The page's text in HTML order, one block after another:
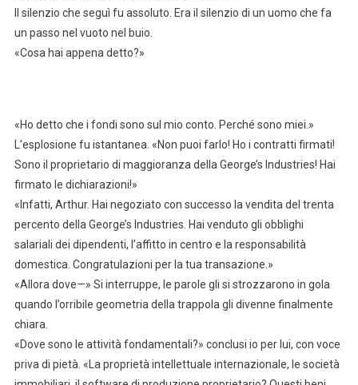
Il silenzio che seguì fu assoluto. Era il silenzio di un uomo che fa
un passo nel vuoto nel buio.
«Cosa hai appena detto?»
«Ho detto che i fondi sono sul mio conto. Perché sono miei.»
L’esplosione fu istantanea. «Non puoi farlo! Ho i contratti firmati!
Sono il proprietario di maggioranza della George’s Industries! Hai
firmato le dichiarazioni!»
«Infatti, Arthur. Hai negoziato con successo la vendita del trenta
percento della George’s Industries. Hai venduto gli obblighi
salariali dei dipendenti, l’affitto in centro e la responsabilità
domestica. Congratulazioni per la tua transazione.»
«Allora dove—» Si interruppe, le parole gli si strozzarono in gola
quando l’orribile geometria della trappola gli divenne finalmente
chiara.
«Dove sono le attività fondamentali?» conclusi io per lui, con voce
priva di pietà. «La proprietà intellettuale internazionale, le società